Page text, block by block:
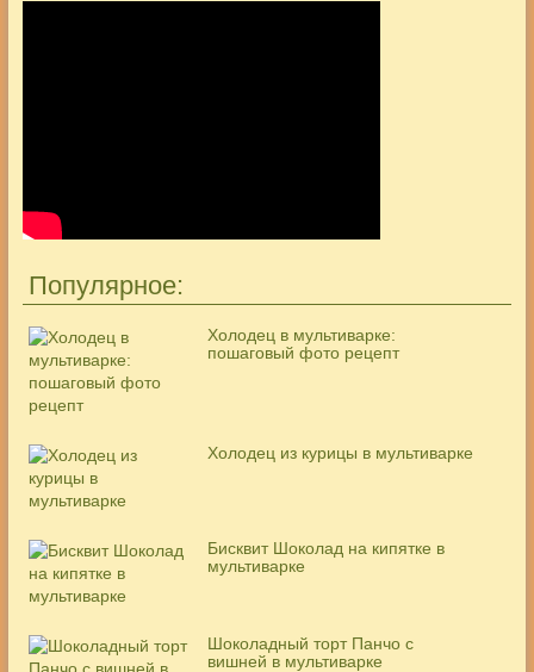
Популярное:
Холодец в мультиварке:
пошаговый фото рецепт
Холодец из курицы в мультиварке
Бисквит Шоколад на кипятке в
мультиварке
Шоколадный торт Панчо с
вишней в мультиварке